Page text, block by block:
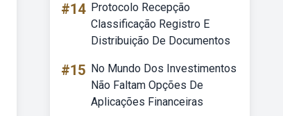
#14 Protocolo Recepção
Classificação Registro E
Distribuição De Documentos
#15 No Mundo Dos Investimentos
Não Faltam Opções De
Aplicações Financeiras